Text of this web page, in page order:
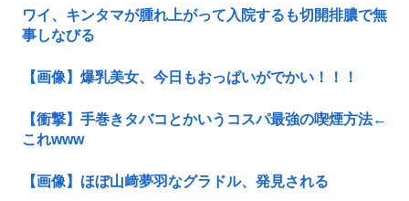
ワイ、キンタマが腫れ上がって入院するも切開排膿で無
事しなびる
【画像】爆乳美女、今日もおっぱいがでかい！！！
【衝撃】手巻きタバコとかいうコスパ最強の喫煙方法←
これwww
【画像】ほぼ山﨑夢羽なグラドル、発見される